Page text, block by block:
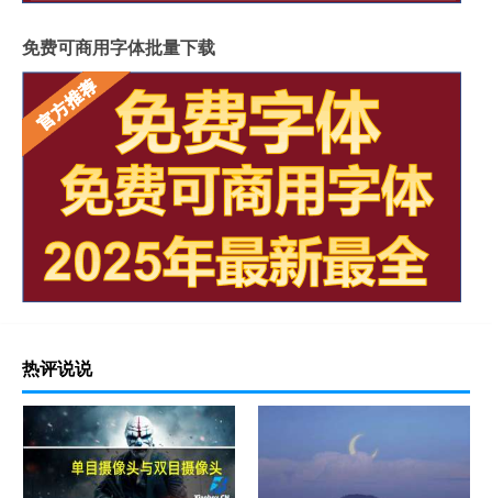
免费可商用字体批量下载
热评说说